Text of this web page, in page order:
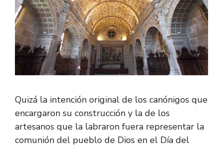
Quizá la intención original de los canónigos que
encargaron su construcción y la de los
artesanos que la labraron fuera representar la
comunión del pueblo de Dios en el Día del